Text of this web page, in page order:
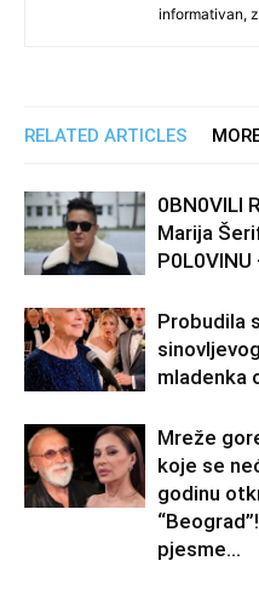
informativan,
RELATED ARTICLES
0BN0VlLl
Marija
P0L0VINU
Probudila
mladenka
Mreže
koje se
godinu
pjesme...